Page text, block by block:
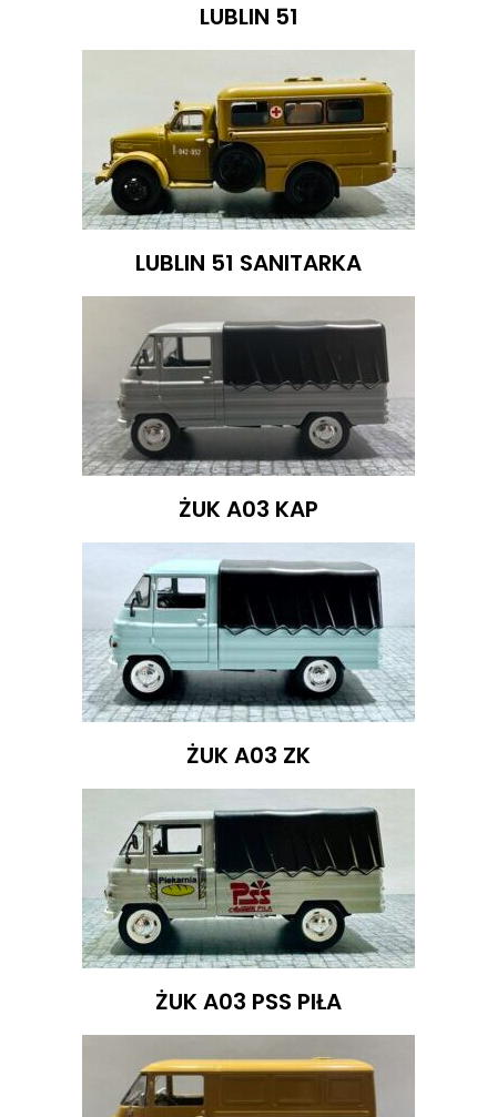
LUBLIN 51
LUBLIN 51 SANITARKA
ŻUK A03 KAP
ŻUK A03 ZK
ŻUK A03 PSS PIŁA